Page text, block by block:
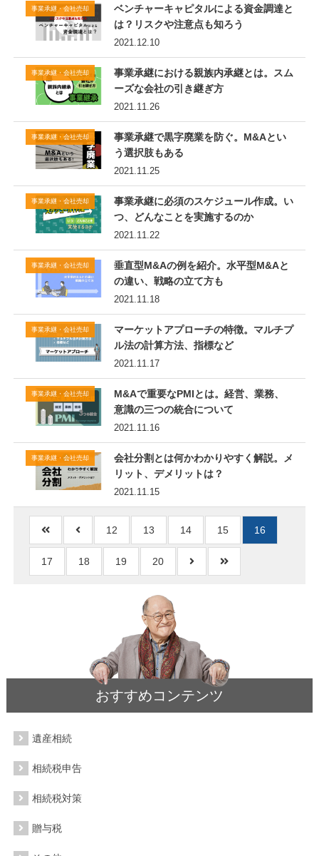
事業承継・会社売却
2021.12.10
ベンチャーキャピタルによる資金調達と
は？リスクや注意点も知ろう
事業承継・会社売却
2021.11.26
事業承継における親族内承継とは。スム
ーズな会社の引き継ぎ方
事業承継・会社売却
2021.11.25
事業承継で黒字廃業を防ぐ。M&Aとい
う選択肢もある
事業承継・会社売却
2021.11.22
事業承継に必須のスケジュール作成。い
つ、どんなことを実施するのか
事業承継・会社売却
2021.11.18
垂直型M&Aの例を紹介。水平型M&Aと
の違い、戦略の立て方も
事業承継・会社売却
2021.11.17
マーケットアプローチの特徴。マルチプ
ル法の計算方法、指標など
事業承継・会社売却
2021.11.16
M&Aで重要なPMIとは。経営、業務、
意識の三つの統合について
事業承継・会社売却
2021.11.15
会社分割とは何かわかりやすく解説。メ
リット、デメリットは？
12 13 14 15 16
17 18 19 20
おすすめコンテンツ
遺産相続
相続税申告
相続税対策
贈与税